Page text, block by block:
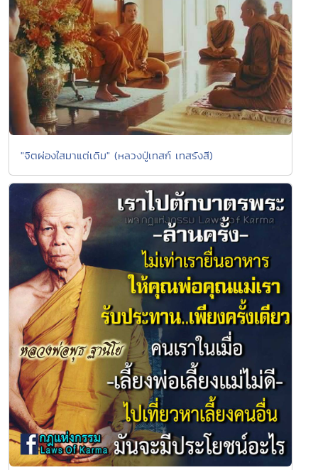
"จิตผ่องใสมาแต่เดิม" (หลวงปู่เทสก์ เทสรังสี)